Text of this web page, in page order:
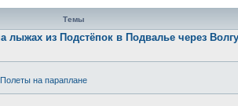
Темы
лыжах из Подстёпок в Подвалье через Волгу
Полеты на параплане